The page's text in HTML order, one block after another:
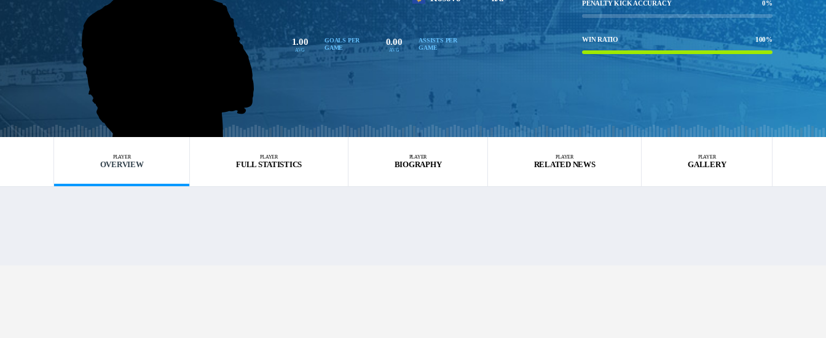
1.00
AVG
GOALS PER
GAME
0.00
AVG
ASSISTS PER
GAME
PENALTY KICK ACCURACY 0%
WIN RATIO 100%
PLAYER
OVERVIEW
PLAYER
FULL STATISTICS
PLAYER
BIOGRAPHY
PLAYER
RELATED NEWS
PLAYER
GALLERY